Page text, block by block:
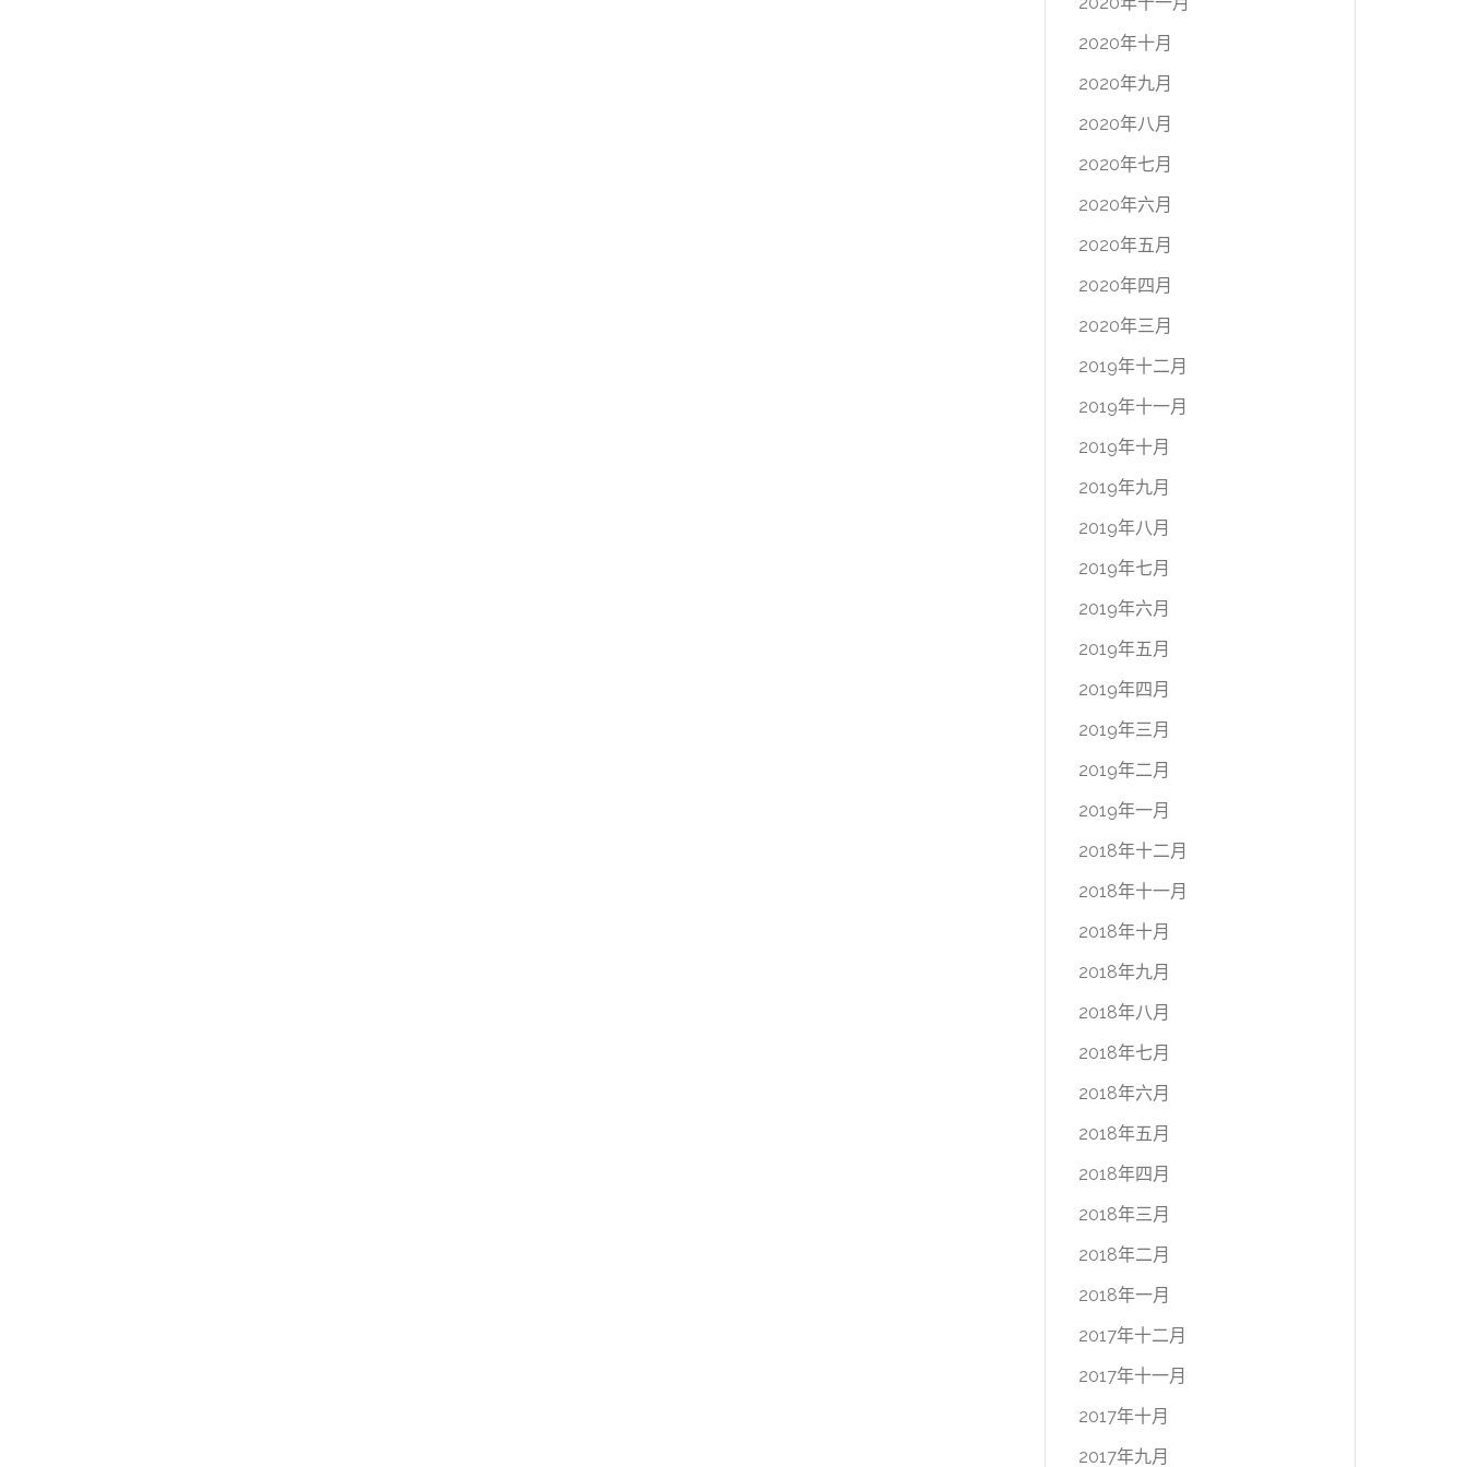
2020年十月
2020年九月
2020年八月
2020年七月
2020年六月
2020年五月
2020年四月
2020年三月
2019年十二月
2019年十一月
2019年十月
2019年九月
2019年八月
2019年七月
2019年六月
2019年五月
2019年四月
2019年三月
2019年二月
2019年一月
2018年十二月
2018年十一月
2018年十月
2018年九月
2018年八月
2018年七月
2018年六月
2018年五月
2018年四月
2018年三月
2018年二月
2018年一月
2017年十二月
2017年十一月
2017年十月
2017年九月